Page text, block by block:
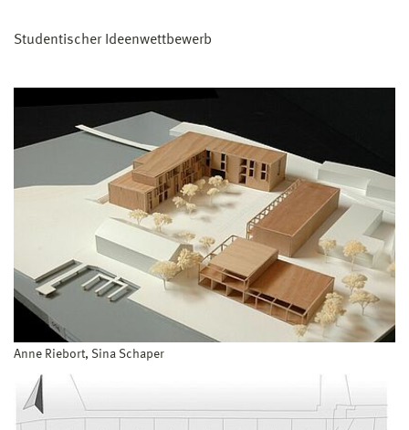
Studentischer Ideenwettbewerb
Anne Riebort, Sina Schaper